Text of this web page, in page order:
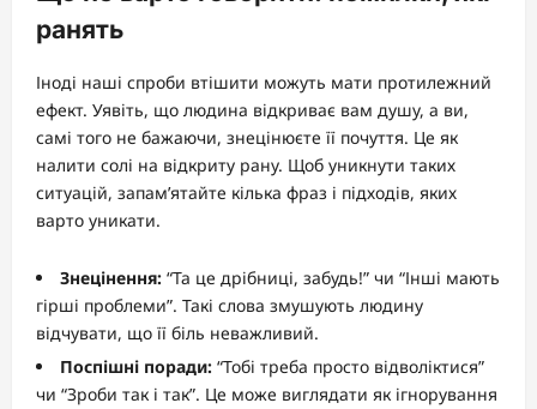
ранять
Іноді наші спроби втішити можуть мати протилежний
ефект. Уявіть, що людина відкриває вам душу, а ви,
самі того не бажаючи, знецінюєте її почуття. Це як
налити солі на відкриту рану. Щоб уникнути таких
ситуацій, запам’ятайте кілька фраз і підходів, яких
варто уникати.
Знецінення: “Та це дрібниці, забудь!” чи “Інші мають
гірші проблеми”. Такі слова змушують людину
відчувати, що її біль неважливий.
Поспішні поради: “Тобі треба просто відволіктися”
чи “Зроби так і так”. Це може виглядати як ігнорування